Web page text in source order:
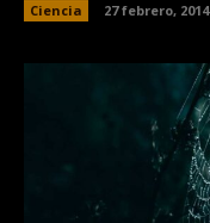
Ciencia 27 febrero, 2014